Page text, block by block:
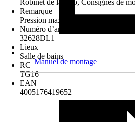
Robinet de lavabo, Consignes de
Remarque
Pression maximale 10 bar
Numéro d’article du fabricant
32628DL1
Lieux
Salle de bains
RC
TG16
EAN
4005176419652
Manuel de montage